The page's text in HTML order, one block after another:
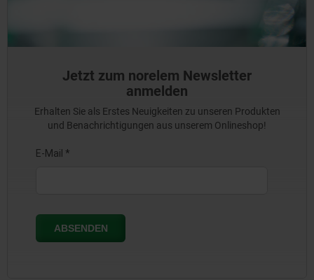
Jetzt zum norelem Newsletter
anmelden
Erhalten Sie als Erstes Neuigkeiten zu unseren Produkten
und Benachrichtigungen aus unserem Onlineshop!